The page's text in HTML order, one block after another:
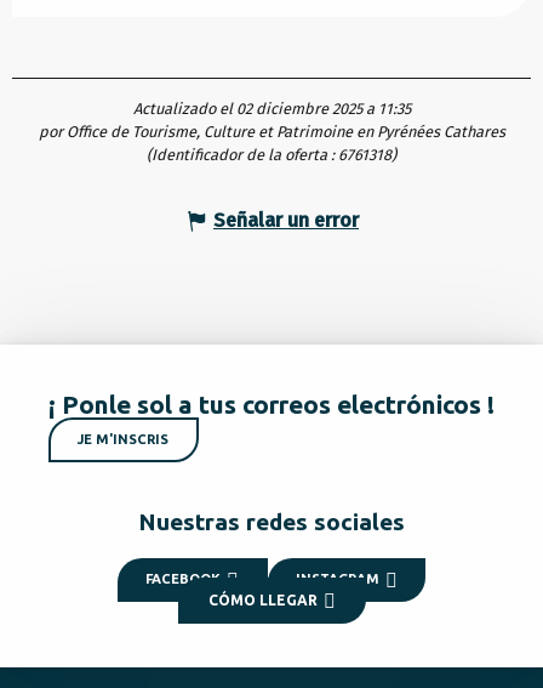
Actualizado el 02 diciembre 2025 a 11:35
por Office de Tourisme, Culture et Patrimoine en Pyrénées Cathares
(Identificador de la oferta : 6761318)
Señalar un error
¡ Ponle sol a tus correos electrónicos !
JE M'INSCRIS
Nuestras redes sociales
FACEBOOK INSTAGRAM
CÓMO LLEGAR